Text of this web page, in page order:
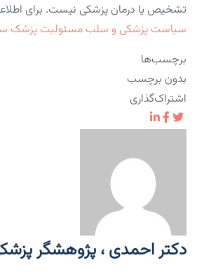
تشخیص یا درمان پزشکی نیست. برای
سیاست پزشکی و سلب مسئولیت پزشک
برچسب‌ها
بدون برچسب
اشتراک‌گذاری
دکتر احمدی ، پژوهشگر